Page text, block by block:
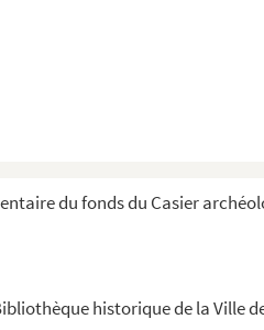
du fonds du Casier
historique de la Ville